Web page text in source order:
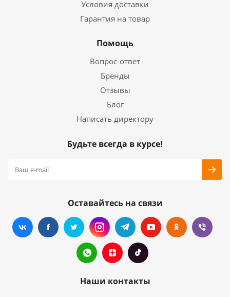
Условия доставки
Гарантия на товар
Помощь
Вопрос-ответ
Бренды
Отзывы
Блог
Написать директору
Будьте всегда в курсе!
Оставайтесь на связи
Наши контакты